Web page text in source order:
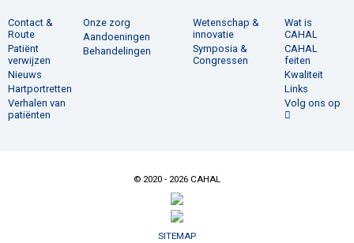
Contact &
Route
Patiënt
verwijzen
Nieuws
Hartportretten
Verhalen van
patiënten
Onze zorg
Aandoeningen
Behandelingen
Wetenschap &
innovatie
Symposia &
Congressen
Wat is
CAHAL
CAHAL
feiten
Kwaliteit
Links
Volg ons op
© 2020 - 2026 CAHAL
SITEMAP